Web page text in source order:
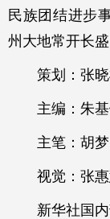
民族团结进步
州大地常开长盛
策划：张
主编：朱
主笔：胡
视觉：张
新华社国